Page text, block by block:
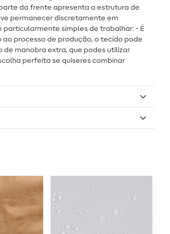
da frente apresenta a estrutura de
permanecer discretamente em
particularmente simples de trabalhar: - É
processo de produção, o tecido pode
de manobra extra, que podes utilizar
perfeita se quiseres combinar